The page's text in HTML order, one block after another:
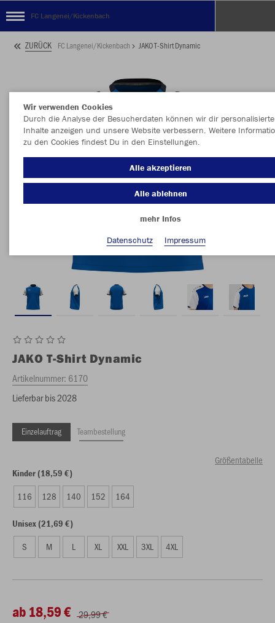
FC Langenei/Kickenbach
ZURÜCK FC Langenei/Kickenbach JAKO T-Shirt Dynamic
JAKO T-Shirt Dynamic
Artikelnummer: 6170
Lieferbar bis 2028
Einzelauftrag Teambestellung
Größentabelle
Kinder (18,59 €)
116 128 140 152 164
Unisex (21,69 €)
S M L XL XXL 3XL 4XL
ab 18,59 € 29,99 €
Wir verwenden Cookies
Durch die Analyse der Besucherdaten können wir dir personalisierte
Inhalte anzeigen und unsere Website verbessern. Weitere
zu den Cookies findest Du in den Einstellungen.
Alle akzeptieren
Alle ablehnen
mehr Infos
Datenschutz
Impressum